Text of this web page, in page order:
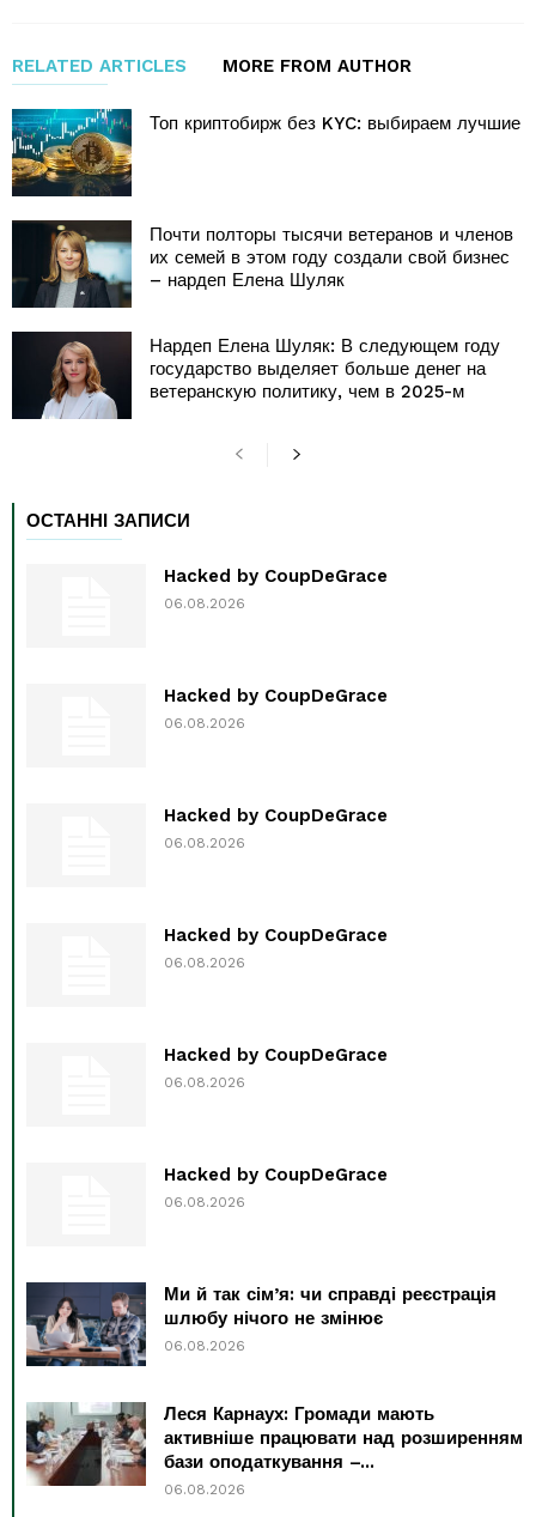
RELATED ARTICLES MORE FROM AUTHOR
Топ криптобирж без KYC: выбираем лучшие
Почти полторы тысячи ветеранов и членов
их семей в этом году создали свой бизнес
– нардеп Елена Шуляк
Нардеп Елена Шуляк: В следующем году
государство выделяет больше денег на
ветеранскую политику, чем в 2025-м
ОСТАННІ ЗАПИСИ
Hacked by CoupDeGrace
06.08.2026
Hacked by CoupDeGrace
06.08.2026
Hacked by CoupDeGrace
06.08.2026
Hacked by CoupDeGrace
06.08.2026
Hacked by CoupDeGrace
06.08.2026
Hacked by CoupDeGrace
06.08.2026
Ми й так сім’я: чи справді реєстрація
шлюбу нічого не змінює
06.08.2026
Леся Карнаух: Громади мають
активніше працювати над розширенням
бази оподаткування –...
06.08.2026